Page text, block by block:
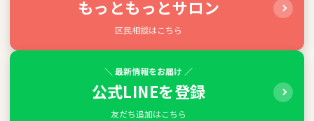
もっともっとサロン
区民相談はこちら
＼ 最新情報をお届け ／
公式LINEを登録
友だち追加はこちら